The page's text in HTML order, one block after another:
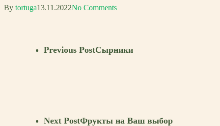
By tortuga13.11.2022No Comments
Previous PostСырники
Next PostФрукты на Ваш выбор